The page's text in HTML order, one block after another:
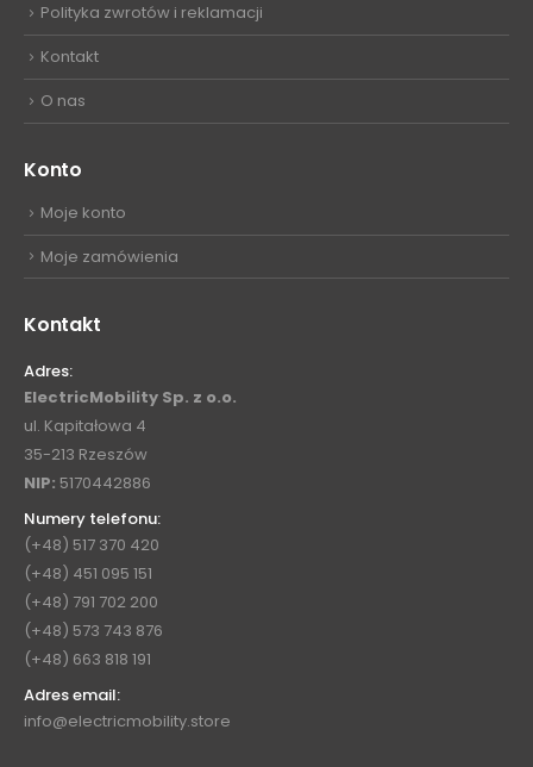
Polityka zwrotów i reklamacji
Kontakt
O nas
Konto
Moje konto
Moje zamówienia
Kontakt
Adres:
ElectricMobility Sp. z o.o.
ul. Kapitałowa 4
35-213 Rzeszów
NIP: 5170442886
Numery telefonu:
(+48) 517 370 420
(+48) 451 095 151
(+48) 791 702 200
(+48) 573 743 876
(+48) 663 818 191
Adres email:
info@electricmobility.store